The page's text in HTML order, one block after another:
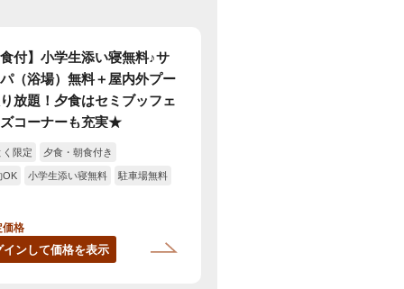
付】小学生添い寝無料♪サ
（浴場）無料＋屋内外プー
放題！夕食はセミブッフェ
コーナーも充実★
く限定 夕食・朝食付き
OK 小学生添い寝無料 駐車場無料
価格
インして価格を表示